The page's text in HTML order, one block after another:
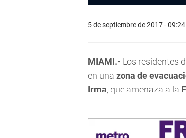
5 de septiembre de 2017 - 09:24
MIAMI.- Los residentes
en una zona de
Irma, que amenaza a la